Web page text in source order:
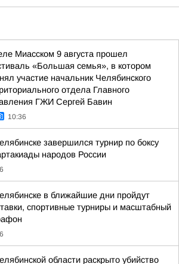
Миасском 9 августа прошел
«Большая семья», в котором
участие начальник Челябинского
отдела Главного
ГЖИ Сергей Бавин
10:36
завершился турнир по боксу
народов России
в ближайшие дни пройдут
спортивные турниры и масштабный
области раскрыто убийство